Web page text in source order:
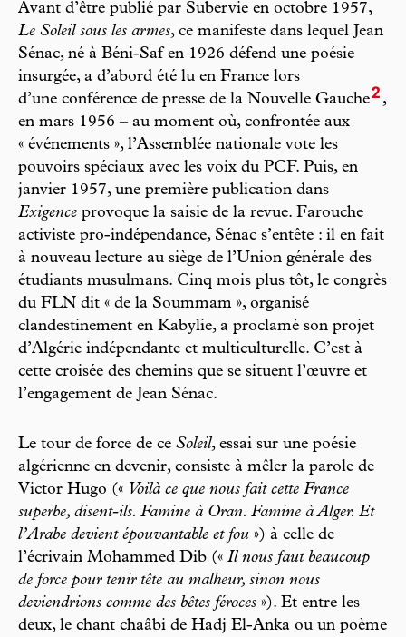
Avant d’être publié par Subervie en octobre 1957,
Le Soleil sous les armes, ce manifeste dans lequel Jean
Sénac, né à Béni-Saf en 1926 défend une poésie
insurgée, a d’abord été lu en France lors
d’une conférence de presse de la Nouvelle Gauche2 ,
en mars 1956 – au moment où, confrontée aux
« événements », l’Assemblée nationale vote les
pouvoirs spéciaux avec les voix du PCF. Puis, en
janvier 1957, une première publication dans
Exigence provoque la saisie de la revue. Farouche
activiste pro-indépendance, Sénac s’entête : il en fait
à nouveau lecture au siège de l’Union générale des
étudiants musulmans. Cinq mois plus tôt, le congrès
du FLN dit « de la Soummam », organisé
clandestinement en Kabylie, a proclamé son projet
d’Algérie indépendante et multiculturelle. C’est à
cette croisée des chemins que se situent l’œuvre et
l’engagement de Jean Sénac.
Le tour de force de ce Soleil, essai sur une poésie
algérienne en devenir, consiste à mêler la parole de
Victor Hugo (« Voilà ce que nous fait cette France
superbe, disent-ils. Famine à Oran. Famine à Alger. Et
l’Arabe devient épouvantable et fou ») à celle de
l’écrivain Mohammed Dib (« Il nous faut beaucoup
de force pour tenir tête au malheur, sinon nous
deviendrions comme des bêtes féroces »). Et entre les
deux, le chant chaâbi de Hadj El-Anka ou un poème